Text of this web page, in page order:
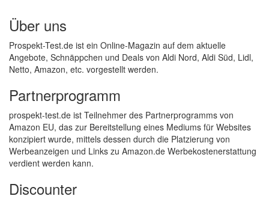
Über uns
Prospekt-Test.de ist ein Online-Magazin auf dem aktuelle
Angebote, Schnäppchen und Deals von Aldi Nord, Aldi Süd, Lidl,
Netto, Amazon, etc. vorgestellt werden.
Partnerprogramm
prospekt-test.de ist Teilnehmer des Partnerprogramms von
Amazon EU, das zur Bereitstellung eines Mediums für Websites
konzipiert wurde, mittels dessen durch die Platzierung von
Werbeanzeigen und Links zu Amazon.de Werbekostenerstattung
verdient werden kann.
Discounter